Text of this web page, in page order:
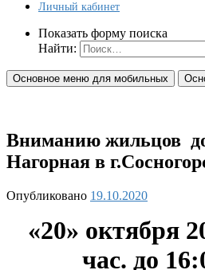
Личный кабинет
Показать форму поиска
Найти:
Основное меню для мобильных
Вниманию жильцов
Нагорная в
Опубликовано 19.10.2020
«20» октября
час. до